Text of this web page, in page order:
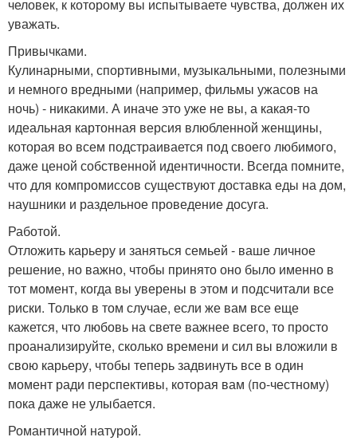
человек, к которому вы испытываете чувства, должен их
уважать.
Привычками.
Кулинарными, спортивными, музыкальными, полезными
и немного вредными (например, фильмы ужасов на
ночь) - никакими. А иначе это уже не вы, а какая-то
идеальная картонная версия влюбленной женщины,
которая во всем подстраивается под своего любимого,
даже ценой собственной идентичности. Всегда помните,
что для компромиссов существуют доставка еды на дом,
наушники и раздельное проведение досуга.
Работой.
Отложить карьеру и заняться семьей - ваше личное
решение, но важно, чтобы принято оно было именно в
тот момент, когда вы уверены в этом и подсчитали все
риски. Только в том случае, если же вам все еще
кажется, что любовь на свете важнее всего, то просто
проанализируйте, сколько времени и сил вы вложили в
свою карьеру, чтобы теперь задвинуть все в один
момент ради перспективы, которая вам (по-честному)
пока даже не улыбается.
Романтичной натурой.